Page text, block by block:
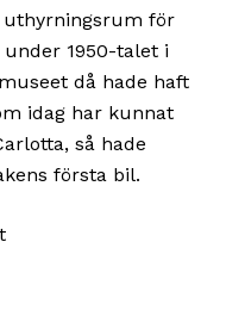
uthyrningsrum för
1950-talet i
då hade haft
idag har kunnat
så hade
första bil.